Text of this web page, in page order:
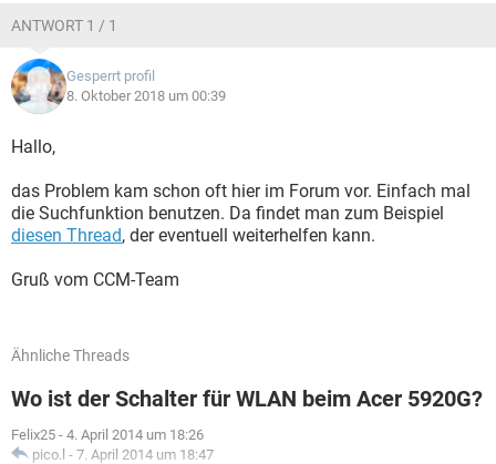
ANTWORT 1 / 1
Gesperrt profil
8. Oktober 2018 um 00:39
Hallo,
das Problem kam schon oft hier im Forum vor. Einfach mal
die Suchfunktion benutzen. Da findet man zum Beispiel
diesen Thread, der eventuell weiterhelfen kann.
Gruß vom CCM-Team
Ähnliche Threads
Wo ist der Schalter für WLAN beim Acer 5920G?
Felix25 - 4. April 2014 um 18:26
pico.l - 7. April 2014 um 18:47